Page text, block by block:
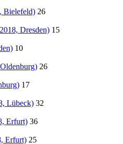
Bielefeld) 26
Dresden) 15
10
26
17
Lübeck) 32
Erfurt) 36
Erfurt) 25